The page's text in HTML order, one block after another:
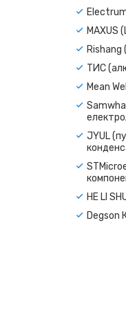
MAXUS
Rishang
ТИС
Mean
JYUL
HE LI
Degson